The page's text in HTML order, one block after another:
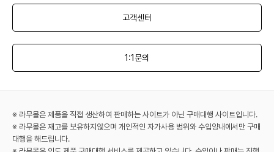
고객센터
1:1문의
※ 라무몰은 제품을 직접 생산하여 판매하는 사이트가 아닌 구매대행 사이트입니다.
※ 라무몰은 재고를 보유하지않으며 개인적인 자가사용 범위와 수입양내에서만 구매
대행을 해드립니다.